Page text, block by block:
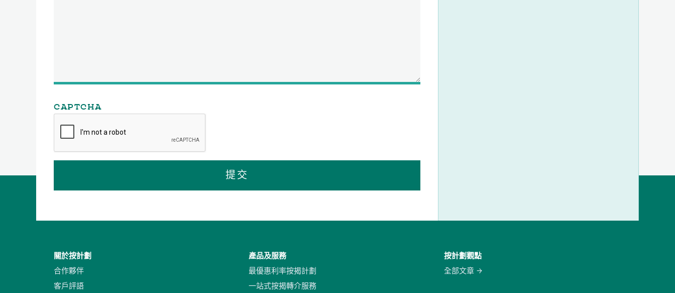
CAPTCHA
關於按計劃
合作夥伴
客戶評語
產品及服務
最優惠利率按揭計劃
一站式按揭轉介服務
按計劃觀點
全部文章